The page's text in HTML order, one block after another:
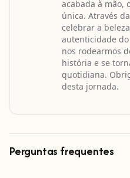
acabada à mão,
única. Através
celebrar a
autenticidade
nos rodearmos
história e se
quotidiana.
desta jornada.
Perguntas frequentes